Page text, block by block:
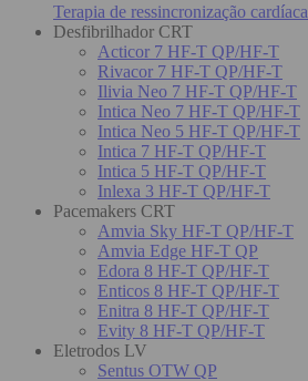
Terapia de ressincronização cardíaca
Desfibrilhador CRT
Acticor 7 HF-T QP/HF-T
Rivacor 7 HF-T QP/HF-T
Ilivia Neo 7 HF-T QP/HF-T
Intica Neo 7 HF-T QP/HF-T
Intica Neo 5 HF-T QP/HF-T
Intica 7 HF-T QP/HF-T
Intica 5 HF-T QP/HF-T
Inlexa 3 HF-T QP/HF-T
Pacemakers CRT
Amvia Sky HF-T QP/HF-T
Amvia Edge HF-T QP
Edora 8 HF-T QP/HF-T
Enticos 8 HF-T QP/HF-T
Enitra 8 HF-T QP/HF-T
Evity 8 HF-T QP/HF-T
Eletrodos LV
Sentus OTW QP